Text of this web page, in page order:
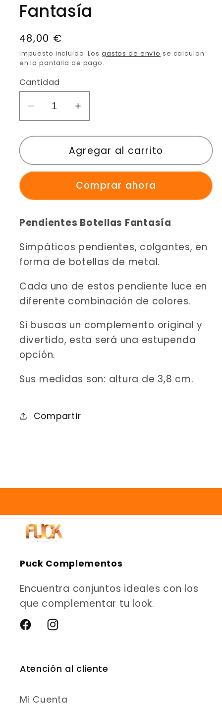
Fantasía
Precio
habitual
48,00 €
Impuesto incluido. Los gastos de envío se calculan
en la pantalla de pago.
Cantidad
Reducir
cantidad
para
Pendientes
Botellas
Fantasía
Aumentar
cantidad
para
Pendientes
Botellas
Fantasía
Agregar al carrito
Comprar ahora
Pendientes Botellas Fantasía
Simpáticos pendientes, colgantes, en
forma de botellas de metal.
Cada uno de estos pendiente luce en
diferente combinación de colores.
Si buscas un complemento original y
divertido, esta será una estupenda
opción.
Sus medidas son: altura de 3,8 cm.
Compartir
Puck Complementos
Encuentra conjuntos ideales con los
que complementar tu look.
FacebookInstagram
Atención al cliente
Mi Cuenta